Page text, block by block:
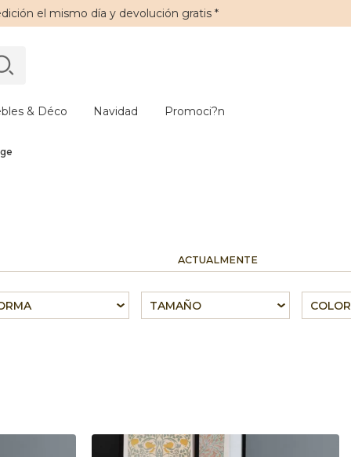
el mismo día y devolución gratis*
& Déco Navidad Promoci?n
ACTUALMENTE
TAMAÑO COLOR